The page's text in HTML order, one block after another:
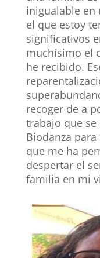
inigualable en
el que estoy
significativos
muchísimo el
he recibido.
recoger de a
trabajo que
Biodanza
que me ha
despertar el
familia en mi